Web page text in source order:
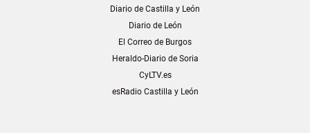
Diario de Castilla y León
Diario de León
El Correo de Burgos
Heraldo-Diario de Soria
CyLTV.es
esRadio Castilla y León